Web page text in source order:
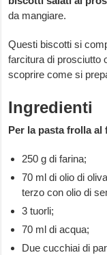
da mangiare.
Questi biscotti si
farcitura di prosciutto
scoprire come si
Ingredienti
Per la pasta frolla al
250 g di farina;
70 ml di olio di
terzo con olio di
3 tuorli;
70 ml di acqua;
Due cucchiai di